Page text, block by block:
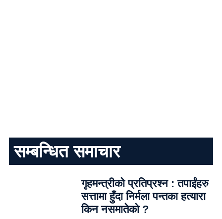
सम्बन्धित समाचार
गृहमन्त्रीको प्रतिप्रश्न : तपाईंहरु
सत्तामा हुँदा निर्मला पन्तका हत्यारा
किन नसमातेको ?